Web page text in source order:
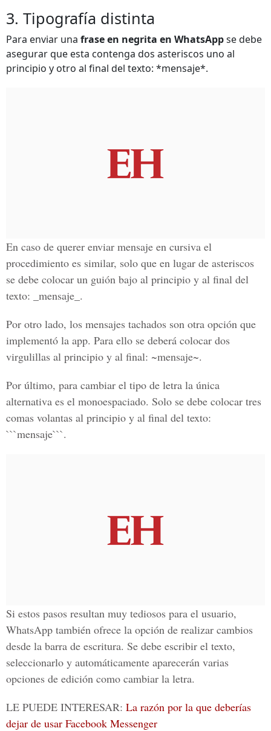
3. Tipografía distinta
Para enviar una frase en negrita en WhatsAppse debe
asegurar que esta contenga dos asteriscos uno al
principio y otro al final del texto: *mensaje*.
En caso de querer enviar mensaje en cursiva el
procedimiento es similar, solo que en lugar de asteriscos
se debe colocar un guión bajo al principio y al final del
texto: _mensaje_.
Por otro lado, los mensajes tachados son otra opción que
implementó la app. Para ello se deberá colocar dos
virgulillas al principio y al final: ~mensaje~.
Por último, para cambiar el tipo de letra la única
alternativa es el monoespaciado. Solo se debe colocar tres
comas volantas al principio y al final del texto:
```mensaje```.
Si estos pasos resultan muy tediosos para el usuario,
WhatsApp también ofrece la opción de realizar cambios
desde la barra de escritura. Se debe escribir el texto,
seleccionarlo y automáticamente aparecerán varias
opciones de edición como cambiar la letra.
LE PUEDE INTERESAR: La razón por la que deberías
dejar de usar Facebook Messenger